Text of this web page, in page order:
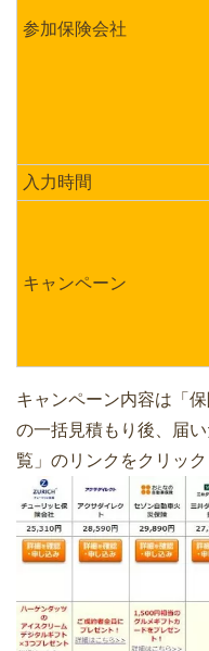
参加保険会社
入力時間
キャンペーン
キャンペーン内容は「
の一括見積もり後、届
覧」のリンクをクリッ